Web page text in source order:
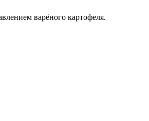
варёного картофеля.